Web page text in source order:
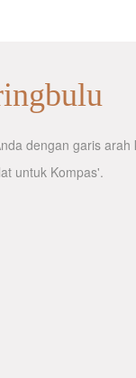
dengan garis
untuk Kompas'.